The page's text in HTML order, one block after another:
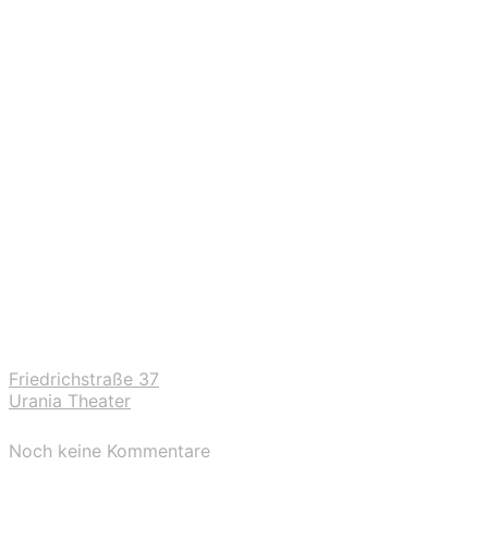
Friedrichstraße 37
Urania Theater
Noch keine Kommentare